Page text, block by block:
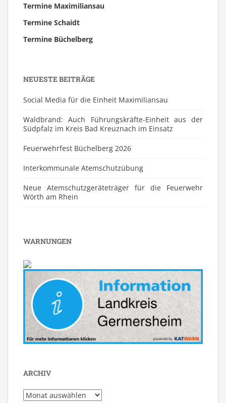
Termine Maximiliansau
Termine Schaidt
Termine Büchelberg
NEUESTE BEITRÄGE
Social Media für die Einheit Maximiliansau
Waldbrand: Auch Führungskräfte-Einheit aus der
Südpfalz im Kreis Bad Kreuznach im Einsatz
Feuerwehrfest Büchelberg 2026
⁠Interkommunale Atemschutzübung
Neue Atemschutzgeräteträger für die Feuerwehr
Wörth am Rhein
WARNUNGEN
ARCHIV
Archiv